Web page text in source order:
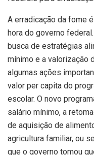
A erradicação da fome
hora do governo
busca de estratégias
mínimo e a valorização
algumas ações
valor per capita do
escolar. O novo
salário mínimo, a
de aquisição de
agricultura familiar, ou
que o governo tomou